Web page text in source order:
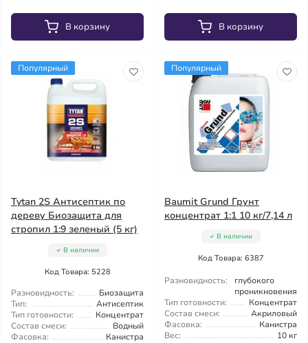
В корзину В корзину
Популярный
Tytan 2S Антисептик по
дереву Биозащита для
стропил 1:9 зеленый (5 кг)
В наличии
Код Товара: 5228
Разновидность:
Биозащита
Тип:
Антисептик
Тип готовности:
Концентрат
Состав смеси:
Водный
Фасовка:
Канистра
Популярный
Baumit Grund Грунт
концентрат 1:1 10 кг/7,14 л
В наличии
Код Товара: 6387
Разновидность:
глубокого
проникновения
Тип готовности:
Концентрат
Состав смеси:
Акриловый
Фасовка:
Канистра
Вес:
10 кг